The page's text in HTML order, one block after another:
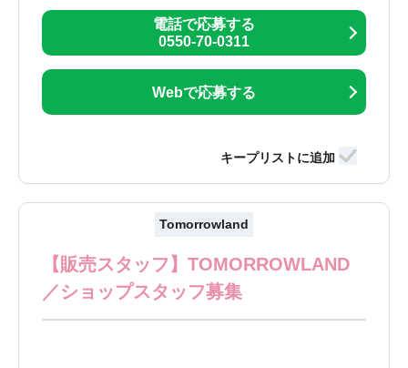
電話で応募する
0550-70-0311
Webで応募する
Tomorrowland
【販売スタッフ】TOMORROWLAND
／ショップスタッフ募集